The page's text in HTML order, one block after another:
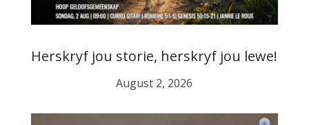
Herskryf jou storie, herskryf jou lewe!
August 2, 2026